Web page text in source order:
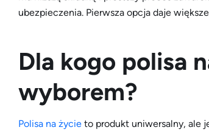
ubezpieczenia. Pierwsza opcja daje
Dla kogo polisa
wyborem?
Polisa na życie to produkt uniwersalny, ale